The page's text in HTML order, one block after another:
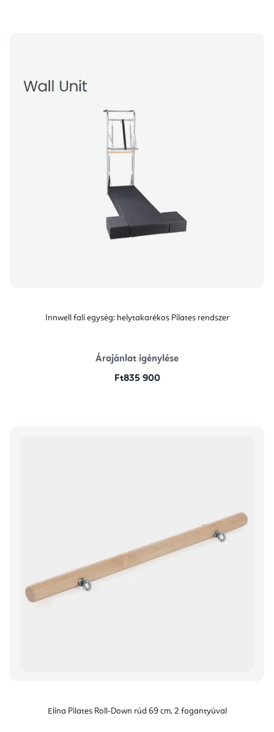
Innwell fali egység: helytakarékos Pilates rendszer
Árajánlat igénylése
Ft835 900
Elina Pilates Roll-Down rúd 69 cm, 2 fogantyúval